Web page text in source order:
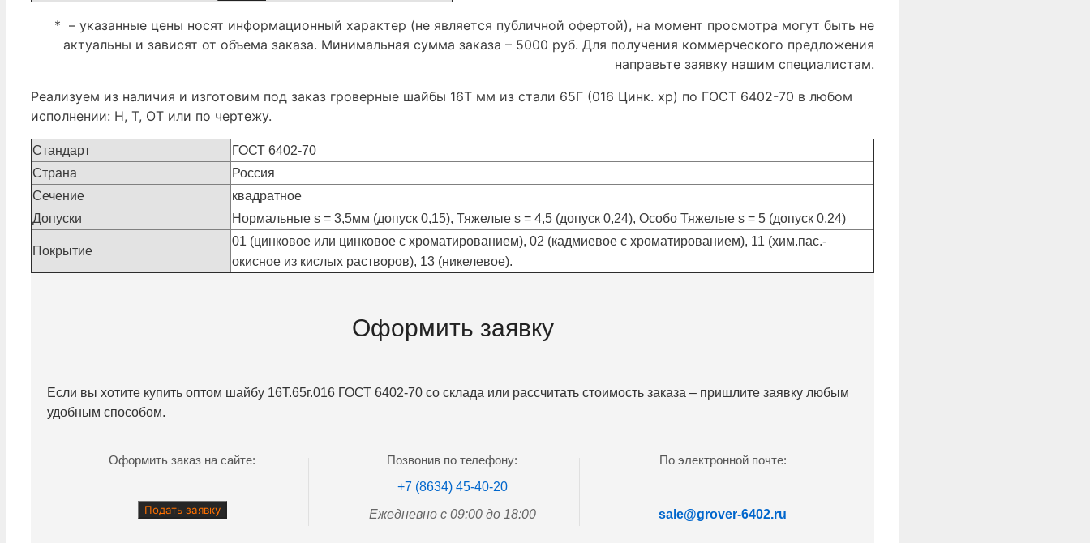
* – указанные цены носят информационный характер (не является публичной офертой), на момент просмотра могут быть не
актуальны и зависят от объема заказа. Минимальная сумма заказа – 5000 руб. Для получения коммерческого предложения
направьте заявку нашим специалистам.
Реализуем из наличия и изготовим под заказ гроверные шайбы 16Т мм из стали 65Г (016 Цинк. хр) по ГОСТ 6402-70 в любом
исполнении: Н, Т, ОТ или по чертежу.
Стандарт
ГОСТ 6402-70
Страна
Россия
Сечение
квадратное
Допуски
Нормальные s = 3,5мм (допуск 0,15), Тяжелые s = 4,5 (допуск 0,24), Особо Тяжелые s = 5 (допуск 0,24)
Покрытие
01 (цинковое или цинковое с хроматированием), 02 (кадмиевое с хроматированием), 11 (хим.пас.-
окисное из кислых растворов), 13 (никелевое).
Оформить заявку
Если вы хотите купить оптом шайбу 16Т.65г.016 ГОСТ 6402-70 со склада или рассчитать стоимость заказа – пришлите заявку любым
удобным способом.
Оформить заказ на сайте:
Подать заявку
Позвонив по телефону:
+7 (8634) 45-40-20
Ежедневно с 09:00 до 18:00
По электронной почте:
sale@grover-6402.ru